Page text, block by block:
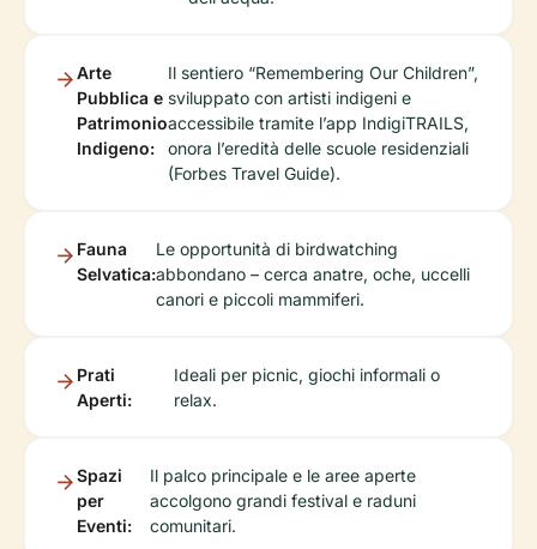
Arte
Pubblica e
Patrimonio
Indigeno:
Il sentiero “Remembering Our Children”,
sviluppato con artisti indigeni e
accessibile tramite l’app IndigiTRAILS,
onora l’eredità delle scuole residenziali
(Forbes Travel Guide).
Fauna
Selvatica:
Le opportunità di birdwatching
abbondano – cerca anatre, oche, uccelli
canori e piccoli mammiferi.
Prati
Aperti:
Ideali per picnic, giochi informali o
relax.
Spazi
per
Eventi:
Il palco principale e le aree aperte
accolgono grandi festival e raduni
comunitari.